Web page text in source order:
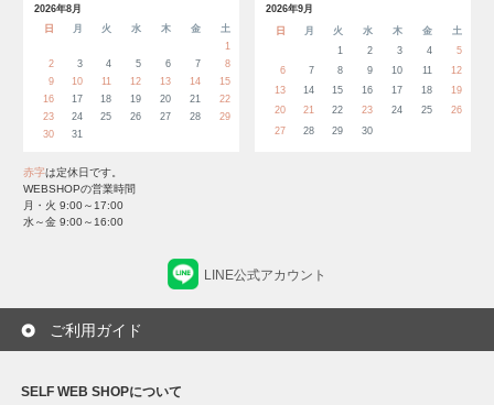
2026年8月
日
月 火 水 木 金
土
1
2
3 4 5 6 7
8
9
10 11 12 13 14
15
16
17 18 19 20 21
22
23
24 25 26 27 28
29
30
31
2026年9月
日
月 火 水 木 金
土
1
2 3 4
5
6
7 8 9 10 11
12
13
14 15 16 17 18
19
20
21 22 23 24 25
26
27
28 29 30
赤字は定休日です。
WEBSHOPの営業時間
月・火 9:00～17:00
水～金 9:00～16:00
LINE公式アカウント
ご利用ガイド
SELF WEB SHOPについて